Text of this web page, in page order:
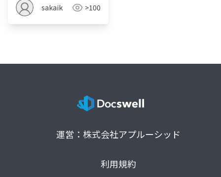
sakaik >100
運営：株式会社アプルーシッド
利用規約